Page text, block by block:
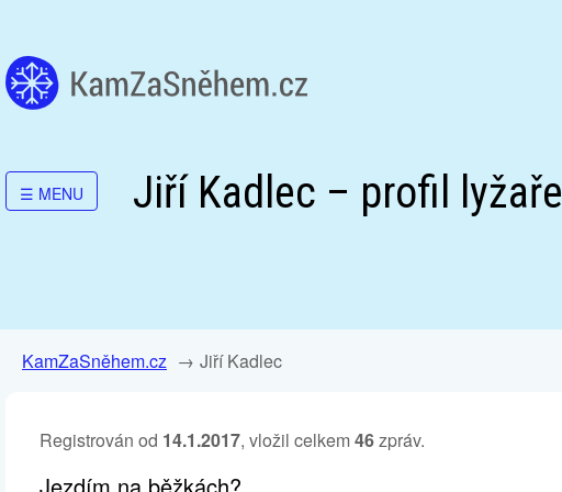
☰ MENU Jiří Kadlec – profil lyžaře
KamZaSněhem.cz Jiří Kadlec
Registrován od 14.1.2017, vložil celkem46zpráv.